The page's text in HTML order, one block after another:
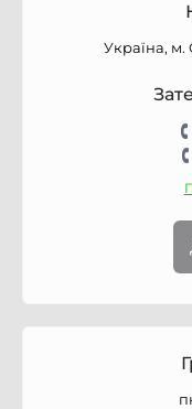
Україна, м.